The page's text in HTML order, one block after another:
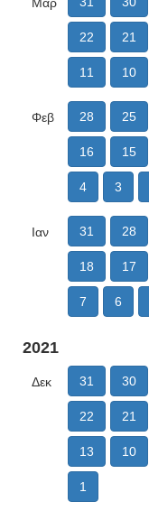
22 21
11 10
Φεβ 28 25
16 15
4 3
Ιαν 31 28
18 17
7 6
2021
Δεκ 31 30
22 21
13 10
1